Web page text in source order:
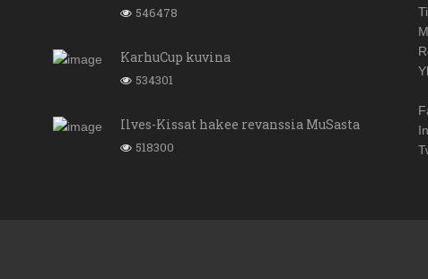
546478
KarhuCup kuvina
534301
Ilves-Kissat hakee revanssia MuSasta
518300